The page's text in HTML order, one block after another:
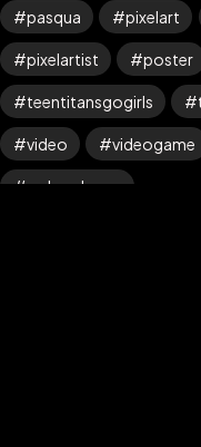
pasqua pixelart
pixelartist poster
teentitansgogirls
video videogame
webarebears
©2024 The_Oluk, All
Reserved.